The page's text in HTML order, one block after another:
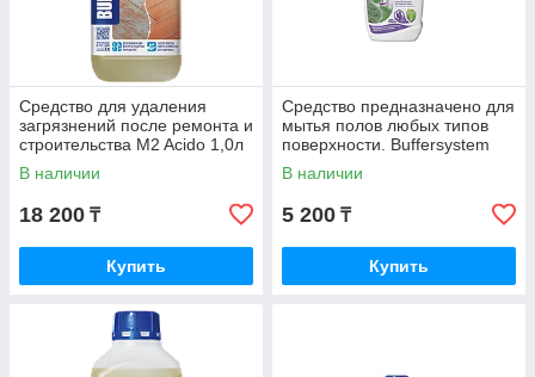
Средство для удаления
загрязнений после ремонта и
строительства M2 Acido 1,0л
В наличии
18 200 ₸
Купить
Средство предназначено для
мытья полов любых типов
поверхности. Buffersystem
M3 NEO 0,5л
В наличии
5 200 ₸
Купить